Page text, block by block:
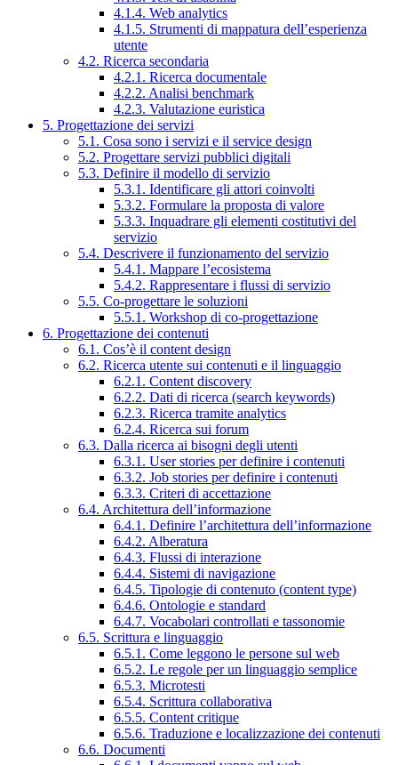
4.1.4. Web analytics
4.1.5. Strumenti di mappatura dell’esperienza
utente
4.2. Ricerca secondaria
4.2.1. Ricerca documentale
4.2.2. Analisi benchmark
4.2.3. Valutazione euristica
5. Progettazione dei servizi
5.1. Cosa sono i servizi e il service design
5.2. Progettare servizi pubblici digitali
5.3. Definire il modello di servizio
5.3.1. Identificare gli attori coinvolti
5.3.2. Formulare la proposta di valore
5.3.3. Inquadrare gli elementi costitutivi del
servizio
5.4. Descrivere il funzionamento del servizio
5.4.1. Mappare l’ecosistema
5.4.2. Rappresentare i flussi di servizio
5.5. Co-progettare le soluzioni
5.5.1. Workshop di co-progettazione
6. Progettazione dei contenuti
6.1. Cos’è il content design
6.2. Ricerca utente sui contenuti e il linguaggio
6.2.1. Content discovery
6.2.2. Dati di ricerca (search keywords)
6.2.3. Ricerca tramite analytics
6.2.4. Ricerca sui forum
6.3. Dalla ricerca ai bisogni degli utenti
6.3.1. User stories per definire i contenuti
6.3.2. Job stories per definire i contenuti
6.3.3. Criteri di accettazione
6.4. Architettura dell’informazione
6.4.1. Definire l’architettura dell’informazione
6.4.2. Alberatura
6.4.3. Flussi di interazione
6.4.4. Sistemi di navigazione
6.4.5. Tipologie di contenuto (content type)
6.4.6. Ontologie e standard
6.4.7. Vocabolari controllati e tassonomie
6.5. Scrittura e linguaggio
6.5.1. Come leggono le persone sul web
6.5.2. Le regole per un linguaggio semplice
6.5.3. Microtesti
6.5.4. Scrittura collaborativa
6.5.5. Content critique
6.5.6. Traduzione e localizzazione dei contenuti
6.6. Documenti